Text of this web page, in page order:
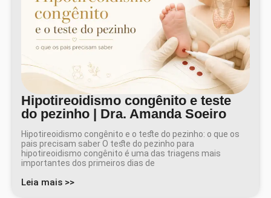
Hipotireoidismo congênito e teste
do pezinho | Dra. Amanda Soeiro
Hipotireoidismo congênito e o teste do pezinho: o que os
pais precisam saber O teste do pezinho para
hipotireoidismo congênito é uma das triagens mais
importantes dos primeiros dias de
Leia mais >>